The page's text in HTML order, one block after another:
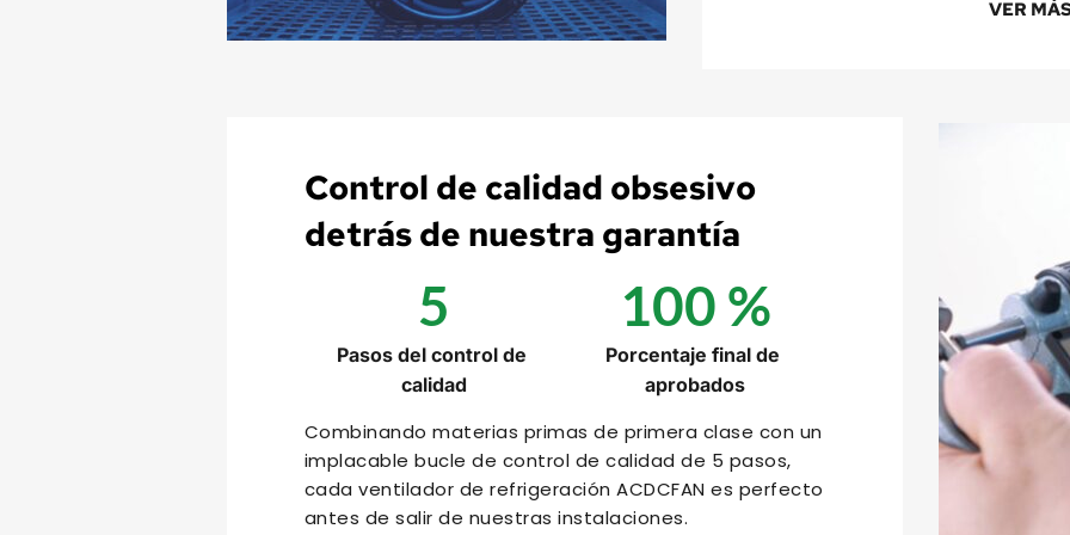
VER
Control de calidad obsesivo
detrás de nuestra garantía
5
Pasos del control de
calidad
100 %
Porcentaje final de
aprobados
Combinando materias primas de primera clase con un
implacable bucle de control de calidad de 5 pasos,
cada ventilador de refrigeración ACDCFAN es perfecto
antes de salir de nuestras instalaciones.